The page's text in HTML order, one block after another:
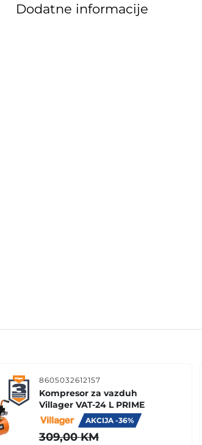
Dodatne informacije
8605032612157
Kompresor za vazduh
Villager VAT-24 L PRIME
AKCIJA -36%
309,00KM